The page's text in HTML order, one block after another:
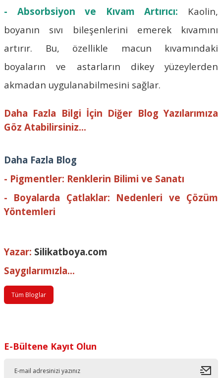
- Absorbsiyon ve Kıvam Artırıcı: Kaolin,
boyanın sıvı bileşenlerini emerek kıvamını
artırır. Bu, özellikle macun kıvamındaki
boyaların ve astarların dikey yüzeylerden
akmadan uygulanabilmesini sağlar.
Daha Fazla Bilgi İçin Diğer Blog Yazılarımıza
Göz Atabilirsiniz...
Daha Fazla Blog
- Pigmentler: Renklerin Bilimi ve Sanatı
- Boyalarda Çatlaklar: Nedenleri ve Çözüm
Yöntemleri
Yazar: Silikatboya.com
Saygılarımızla...
Tüm Bloglar
E-Bültene Kayıt Olun